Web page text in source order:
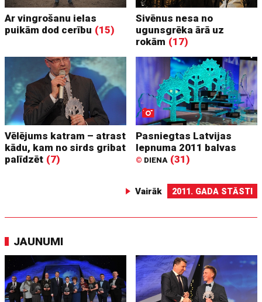
Ar vingrošanu ielas
puikām dod cerību (15)
Sivēnus nesa no
ugunsgrēka ārā uz
rokām (17)
Vēlējums katram – atrast
kādu, kam no sirds gribat
palīdzēt (7)
Pasniegtas Latvijas
lepnuma 2011 balvas
© DIENA (31)
Vairāk 2011. GADA STĀSTI
JAUNUMI